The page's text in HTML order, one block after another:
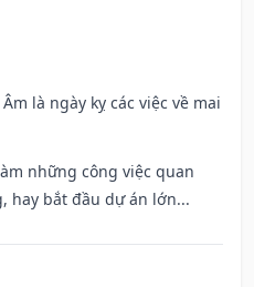
là ngày kỵ các việc về mai
những công việc quan
hay bắt đầu dự án lớn...